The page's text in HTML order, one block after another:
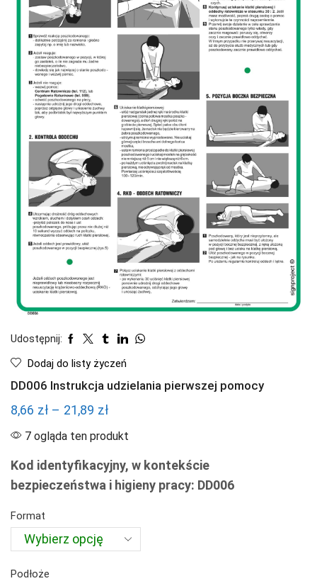
Udostępnij:
Dodaj do listy życzeń
DD006 Instrukcja udzielania pierwszej pomocy
8,66 zł – 21,89 złZakres
cen:
8,66 zł
do
7 ogląda ten produkt
Kod identyfikacyjny, w kontekście
bezpieczeństwa i higieny pracy: DD006
Format
Podłoże